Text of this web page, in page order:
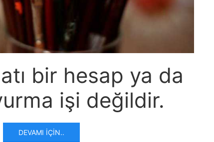
bir hesap ya da
işi değildir.
DEVAMI İÇIN..